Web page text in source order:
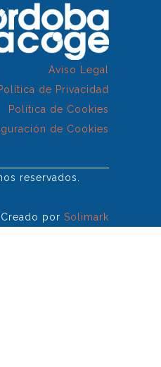
Aviso Legal
de Privacidad
Política de Cookies
de Cookies
reservados.
Creado por Solimark